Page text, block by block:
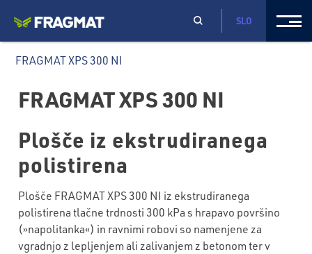
SLO
FRAGMAT XPS 300 NI
FRAGMAT XPS 300 NI
Plošče iz ekstrudiranega
polistirena
Plošče FRAGMAT XPS 300 NI iz ekstrudiranega
polistirena tlačne trdnosti 300 kPa s hrapavo površino
(»napolitanka«) in ravnimi robovi so namenjene za
vgradnjo z lepljenjem ali zalivanjem z betonom ter v